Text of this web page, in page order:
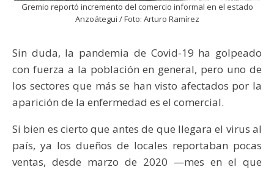
Gremio reportó incremento del comercio informal en el estado
Anzoátegui / Foto: Arturo Ramírez
Sin duda, la pandemia de Covid-19 ha golpeado
con fuerza a la población en general, pero uno de
los sectores que más se han visto afectados por la
aparición de la enfermedad es el comercial.
Si bien es cierto que antes de que llegara el virus al
país, ya los dueños de locales reportaban pocas
ventas, desde marzo de 2020 —mes en el que